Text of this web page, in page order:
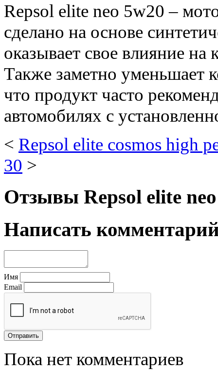
Repsol elite neo 5w20 –
сделано на основе
оказывает свое влияние на
Также заметно уменьшает
что продукт часто
автомобилях с
< Repsol elite cosmos high
30 >
Отзывы Repsol elite
Написать
Имя
Email
Пока нет комментариев